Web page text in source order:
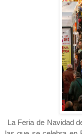
La Feriade Navidad